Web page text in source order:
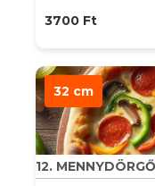
3700 Ft
32 cm
12. MENNYDÖRGŐ